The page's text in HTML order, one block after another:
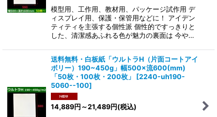
絞り込む
模型用、工作用、教材用、パッケージ試作用 デ
ィスプレイ用、保護・保管用などに！ アイデン
ティティを主張する個性派 個性的ですっきりと
した、清潔感あふれる色が魅力の裏面は 今や…
送料無料・白板紙「ウルトラH（片面コートアイ
ボリー）190~450g」幅500×流600(mm)
「50枚・100枚・200枚」
[2240-uh190-
5060--100]
14,889円 ～21,489円(税込)